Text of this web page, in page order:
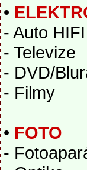
•
- Auto HIFI
- Televize
- DVD/
- Filmy
• FOTO
-